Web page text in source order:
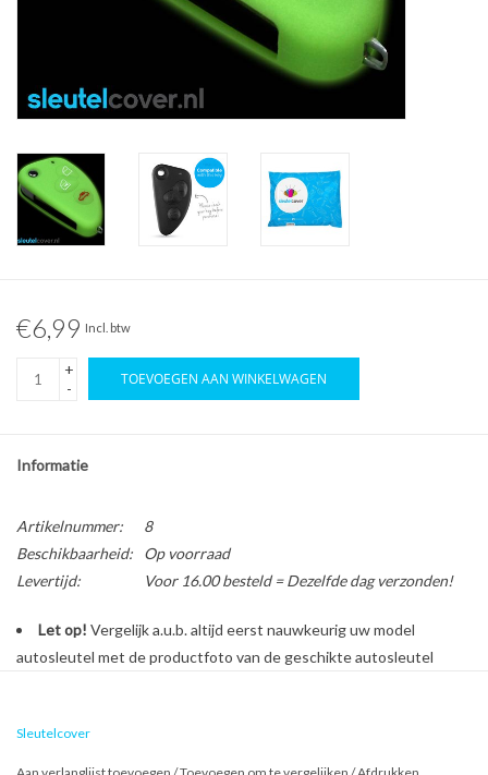
€6,99 Incl. btw
+
-
TOEVOEGEN AAN WINKELWAGEN
Informatie
Artikelnummer:
8
Beschikbaarheid:
Op voorraad
Levertijd:
Voor 16.00 besteld = Dezelfde dag verzonden!
Let op! Vergelijk a.u.b. altijd eerst nauwkeurig uw model
autosleutel met de productfoto van de geschikte autosleutel
Sleutelcover